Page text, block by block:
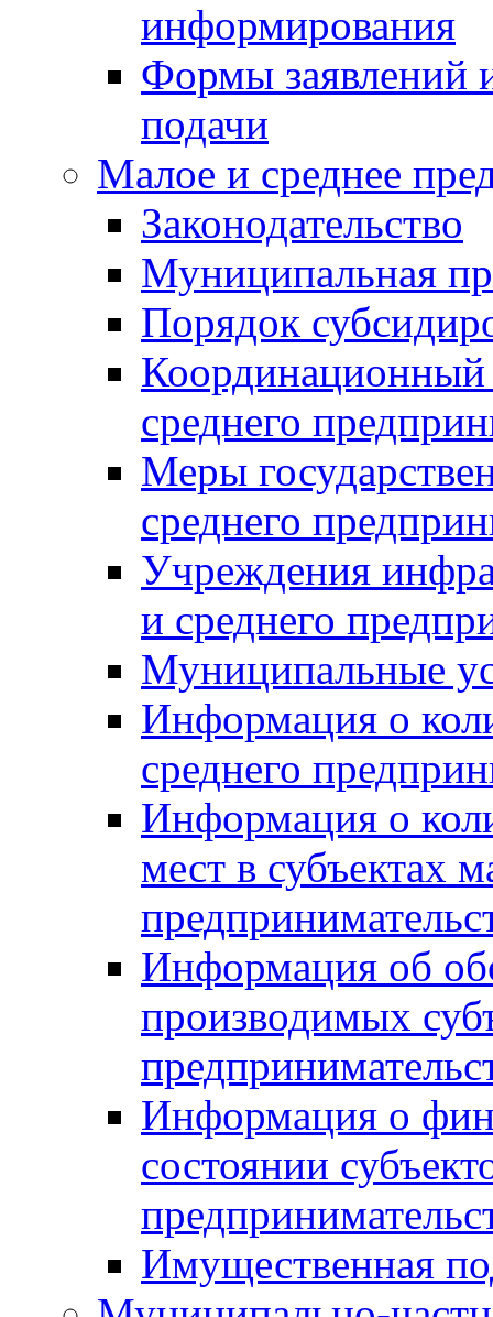
информирования
Формы заявлений
подачи
Малое и среднее
Законодательство
Муниципальная
Порядок
Координационный
среднего
Меры
среднего
Учреждения
и среднего
Муниципальные
Информация о
среднего
Информация о
мест в субъектах
Информация об
производимых
Информация о
состоянии
Имущественная